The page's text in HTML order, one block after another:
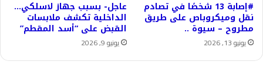
#إصابة 13 شخصًا في تصادم
نقل وميكروباص على طريق
مطروح – سيوة ..
يونيو 13, 2026
عاجل- بسبب جهاز لاسلكي…
الداخلية تكشف ملابسات
القبض على “أسد المقطم”
يونيو 9, 2026